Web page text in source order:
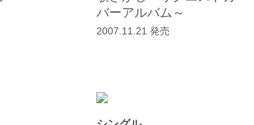
バーアルバム～
2007.11.21 発売